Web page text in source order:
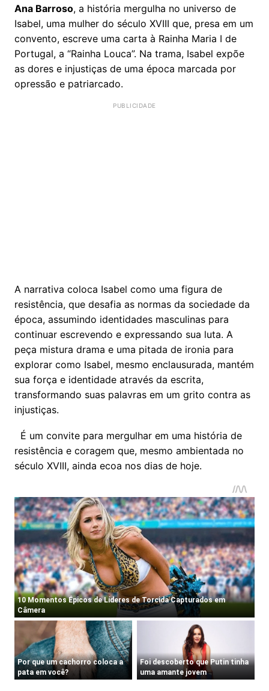
Ana Barroso, a história mergulha no universo de
Isabel, uma mulher do século XVIII que, presa em um
convento, escreve uma carta à Rainha Maria I de
Portugal, a “Rainha Louca”. Na trama, Isabel expõe
as dores e injustiças de uma época marcada por
opressão e patriarcado.
A narrativa coloca Isabel como uma figura de
resistência, que desafia as normas da sociedade da
época, assumindo identidades masculinas para
continuar escrevendo e expressando sua luta. A
peça mistura drama e uma pitada de ironia para
explorar como Isabel, mesmo enclausurada, mantém
sua força e identidade através da escrita,
transformando suas palavras em um grito contra as
injustiças.
É um convite para mergulhar em uma história de
resistência e coragem que, mesmo ambientada no
século XVIII, ainda ecoa nos dias de hoje.